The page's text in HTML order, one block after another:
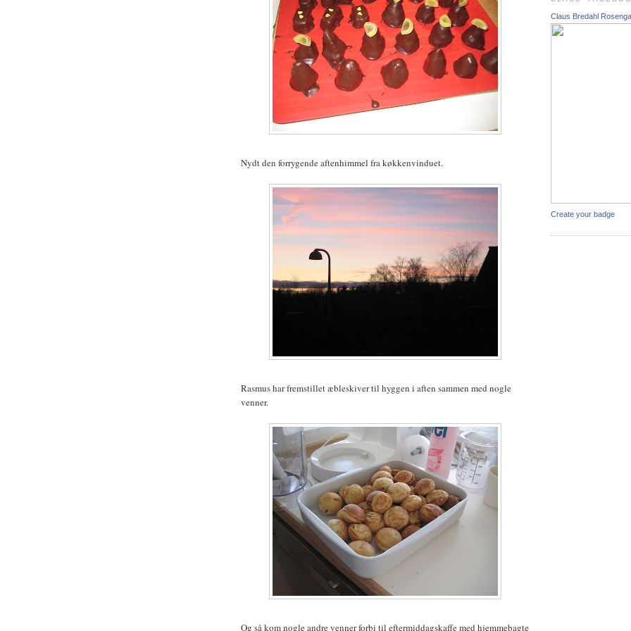
Nydt den forrygende aftenhimmel fra køkkenvinduet.
Rasmus har fremstillet æbleskiver til hyggen i aften sammen med nogle
venner.
Og så kom nogle andre venner forbi til eftermiddagskaffe med hjemmebagte
Claus Bredahl
Create your badge